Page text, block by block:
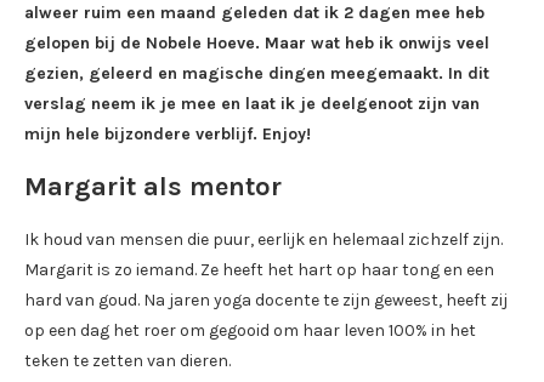
alweer ruim een maand geleden dat ik 2 dagen mee heb
gelopen bij de Nobele Hoeve. Maar wat heb ik onwijs veel
gezien, geleerd en magische dingen meegemaakt. In dit
verslag neem ik je mee en laat ik je deelgenoot zijn van
mijn hele bijzondere verblijf. Enjoy!
Margarit als mentor
Ik houd van mensen die puur, eerlijk en helemaal zichzelf zijn.
Margarit is zo iemand. Ze heeft het hart op haar tong en een
hard van goud. Na jaren yoga docente te zijn geweest, heeft zij
op een dag het roer om gegooid om haar leven 100% in het
teken te zetten van dieren.